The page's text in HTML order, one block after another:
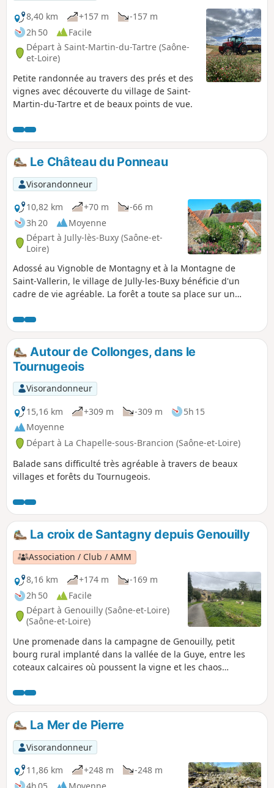
8,40 km
+157 m
-157 m
2h 50
Facile
Départ à Saint-Martin-du-Tartre (Saône-
et-Loire)
Petite randonnée au travers des prés et des
vignes avec découverte du village de Saint-
Martin-du-Tartre et de beaux points de vue.
Le Château du Ponneau
Visorandonneur
10,82 km
+70 m
-66 m
3h 20
Moyenne
Départ à Jully-lès-Buxy (Saône-et-
Loire)
Adossé au Vignoble de Montagny et à la Montagne de
Saint-Vallerin, le village de Jully-les-Buxy bénéficie d'un
cadre de vie agréable. La forêt a toute sa place sur un
de découvrir un petit château en un lieu improbable.
Autour de Collonges, dans le
Tournugeois
Visorandonneur
15,16 km
+309 m -309 m
5h 15
Moyenne
Départ à La Chapelle-sous-Brancion (Saône-et-Loire)
Balade sans difficulté très agréable à travers de beaux
villages et forêts du Tournugeois.
La croix de Santagny depuis Genouilly
Association / Club / AMM
8,16 km
+174 m
-169 m
2h 50
Facile
Départ à Genouilly (Saône-et-Loire)
(Saône-et-Loire)
Une promenade dans la campagne de Genouilly, petit
bourg rural implanté dans la vallée de la Guye, entre les
coteaux calcaires où poussent la vigne et les chaos
cette randonnée qui emprunte chemins et petites routes.
La Mer de Pierre
Visorandonneur
11,86 km
+248 m
-248 m